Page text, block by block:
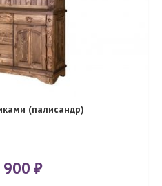
(палисандр)